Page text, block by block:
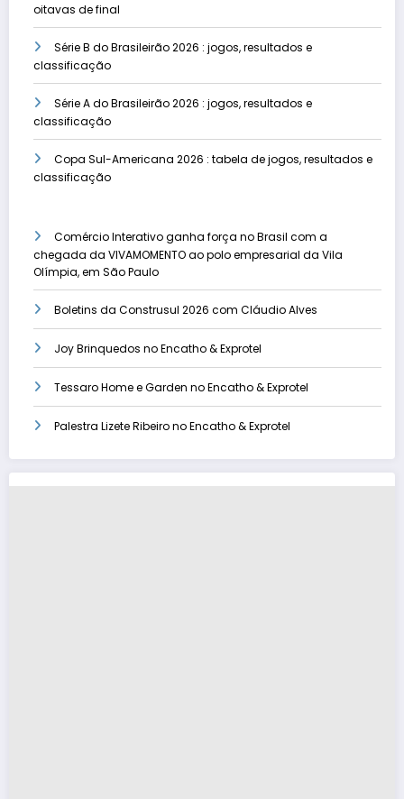
oitavas de final
Série B do Brasileirão 2026 : jogos, resultados e
classificação
Série A do Brasileirão 2026 : jogos, resultados e
classificação
Copa Sul-Americana 2026 : tabela de jogos, resultados e
classificação
Comércio Interativo ganha força no Brasil com a
chegada da VIVAMOMENTO ao polo empresarial da Vila
Olímpia, em São Paulo
Boletins da Construsul 2026 com Cláudio Alves
Joy Brinquedos no Encatho & Exprotel
Tessaro Home e Garden no Encatho & Exprotel
Palestra Lizete Ribeiro no Encatho & Exprotel